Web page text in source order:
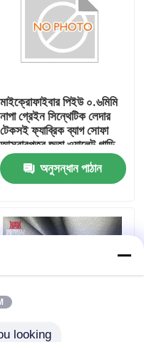
মাইক্রোফাইবার পিইউ ০.৬মিমি
নাপা গ্রেইন সিন্থেটিক লেদার
টেকসই ফ্যাব্রিক ব্যাগ সোফা
আসবাবপত্র জুতা ওয়ালেট গাড়ি
আলংকারিক ক্রাফট আউটডোর
অনুসন্ধান পাঠান
looking